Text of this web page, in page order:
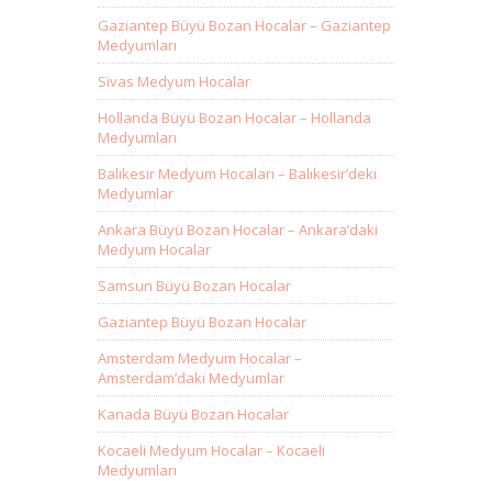
Gaziantep Büyü Bozan Hocalar – Gaziantep
Medyumları
Sivas Medyum Hocalar
Hollanda Büyü Bozan Hocalar – Hollanda
Medyumları
Balıkesir Medyum Hocaları – Balıkesir’deki
Medyumlar
Ankara Büyü Bozan Hocalar – Ankara’daki
Medyum Hocalar
Samsun Büyü Bozan Hocalar
Gaziantep Büyü Bozan Hocalar
Amsterdam Medyum Hocalar –
Amsterdam’daki Medyumlar
Kanada Büyü Bozan Hocalar
Kocaeli Medyum Hocalar – Kocaeli
Medyumları